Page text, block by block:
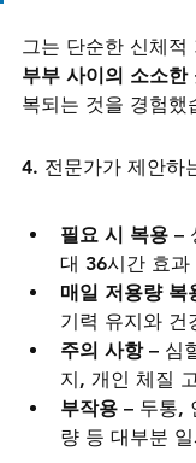
그는 단순한 신체적
부부 사이의 소소한
복되는 것을 경험했
4. 전문가가 제안하
필요 시 복용 –
대 36시간 효과
매일 저용량 복
기력 유지와 건
주의 사항 – 심
지, 개인 체질
부작용 – 두통,
량 등 대부분 일